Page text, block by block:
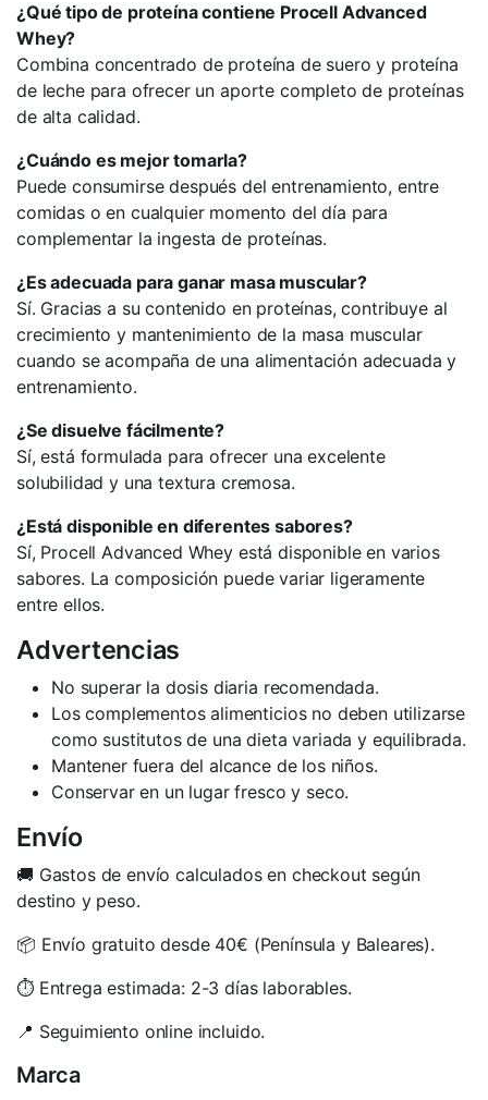
¿Qué tipo de proteína contiene Procell Advanced
Whey?
Combina concentrado de proteína de suero y proteína
de leche para ofrecer un aporte completo de proteínas
de alta calidad.
¿Cuándo es mejor tomarla?
Puede consumirse después del entrenamiento, entre
comidas o en cualquier momento del día para
complementar la ingesta de proteínas.
¿Es adecuada para ganar masa muscular?
Sí. Gracias a su contenido en proteínas, contribuye al
crecimiento y mantenimiento de la masa muscular
cuando se acompaña de una alimentación adecuada y
entrenamiento.
¿Se disuelve fácilmente?
Sí, está formulada para ofrecer una excelente
solubilidad y una textura cremosa.
¿Está disponible en diferentes sabores?
Sí, Procell Advanced Whey está disponible en varios
sabores. La composición puede variar ligeramente
entre ellos.
Advertencias
No superar la dosis diaria recomendada.
Los complementos alimenticios no deben utilizarse
como sustitutos de una dieta variada y equilibrada.
Mantener fuera del alcance de los niños.
Conservar en un lugar fresco y seco.
Envío
🚚 Gastos de envío calculados en checkout según
destino y peso.
📦 Envío gratuito desde 40€ (Península y Baleares).
⏱️ Entrega estimada: 2-3 días laborables.
📍 Seguimiento online incluido.
Marca